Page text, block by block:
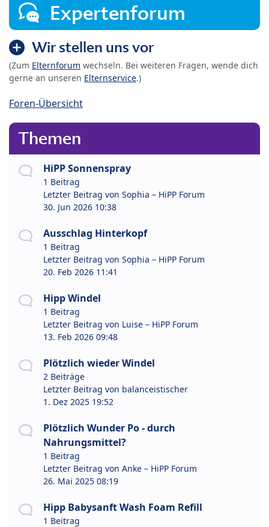
Expertenforum
Wir stellen uns vor
(Zum Elternforum wechseln. Bei weiteren Fragen, wende dich
gerne an unseren Elternservice.)
Foren-Übersicht
Themen
HiPP Sonnenspray
1 Beitrag
Letzter Beitrag von Sophia – HiPP Forum
30. Jun 2026 10:38
Ausschlag Hinterkopf
1 Beitrag
Letzter Beitrag von Sophia – HiPP Forum
20. Feb 2026 11:41
Hipp Windel
1 Beitrag
Letzter Beitrag von Luise – HiPP Forum
13. Feb 2026 09:48
Plötzlich wieder Windel
2 Beiträge
Letzter Beitrag von balanceistischer
1. Dez 2025 19:52
Plötzlich Wunder Po - durch
Nahrungsmittel?
1 Beitrag
Letzter Beitrag von Anke – HiPP Forum
26. Mai 2025 08:19
Hipp Babysanft Wash Foam Refill
1 Beitrag